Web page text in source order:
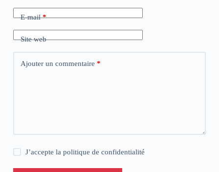
E-mail*
Site web
Ajouter un commentaire *
J’accepte lapolitique de confidentialité